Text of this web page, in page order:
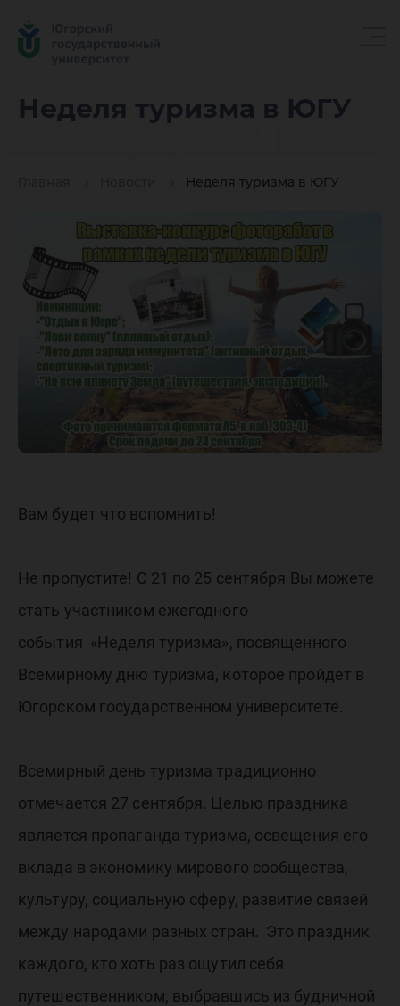
Неделя туризма в ЮГУ
Неделя туризма в ЮГУ
Неделя
туризма
в ЮГУ
Вам будет что вспомнить!
Не пропустите! С 21 по 25 сентября Вы можете
стать участником ежегодного
события «Неделя туризма», посвященного
Всемирному дню туризма, которое пройдет в
Югорском государственном университете.
Всемирный день туризма традиционно
отмечается 27 сентября. Целью праздника
является пропаганда туризма, освещения его
вклада в экономику мирового сообщества,
культуру, социальную сферу, развитие связей
между народами разных стран. Это праздник
каждого, кто хоть раз ощутил себя
путешественником, выбравшись из будничной